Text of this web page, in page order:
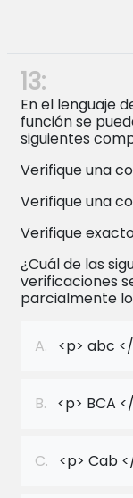
13:
En el lenguaje
función se
siguientes
Verifique una
Verifique una
Verifique
¿Cuál de las
verificaciones
parcialmente
A. <p> abc
B. <p> BCA
C. <p> Cab